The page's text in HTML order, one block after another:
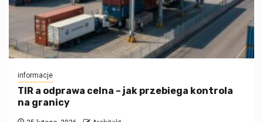
informacje
TIR a odprawa celna – jak przebiega kontrola
na granicy